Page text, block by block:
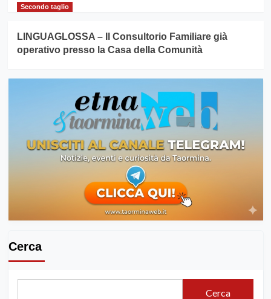
Secondo taglio
LINGUAGLOSSA – Il Consultorio Familiare già
operativo presso la Casa della Comunità
Cerca
Cerca